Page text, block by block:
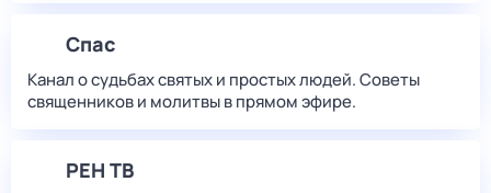
Спас
Канал о судьбах святых и простых людей. Советы
священников и молитвы в прямом эфире.
РЕН ТВ